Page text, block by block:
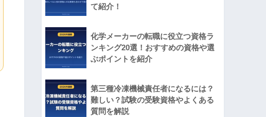
て紹介！
化学メーカーの転職に役立つ資格ラ
ンキング20選！おすすめの資格や選
ぶポイントを紹介
第三種冷凍機械責任者になるには？
難しい？試験の受験資格やよくある
質問を解説